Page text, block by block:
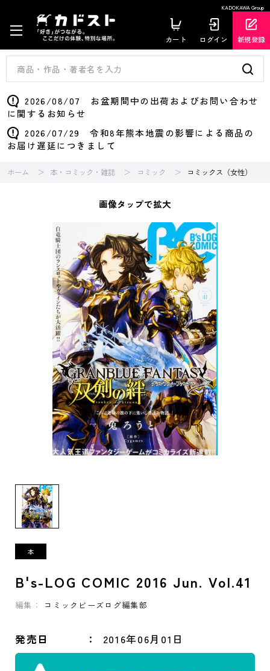
KADOKAWA Group
カート ログイン 新規登録
2026/08/07 お盆期間中の出荷およびお問い合わせ
に関するお知らせ
2026/07/29 令和8年熊本地震の影響による商品の
お届け遅延につきまして
ホーム 本・コミック・雑誌 コミック コミックス（女性）
画像タップで拡大
B's-LOG COMIC 2016 Jun. Vol.41
編集： コミックビーズログ編集部
発売日 2016年06月01日